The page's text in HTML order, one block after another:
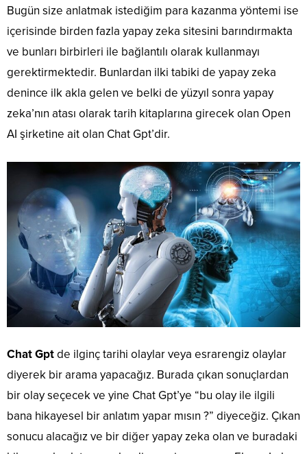
Bugün size anlatmak istediğim para kazanma yöntemi ise
içerisinde birden fazla yapay zeka sitesini barındırmakta
ve bunları birbirleri ile bağlantılı olarak kullanmayı
gerektirmektedir. Bunlardan ilki tabiki de yapay zeka
denince ilk akla gelen ve belki de yüzyıl sonra yapay
zeka’nın atası olarak tarih kitaplarına girecek olan Open
AI şirketine ait olan Chat Gpt’dir.
Chat Gptde ilginç tarihi olaylar veya esrarengiz olaylar
diyerek bir arama yapacağız. Burada çıkan sonuçlardan
bir olay seçecek ve yine Chat Gpt’ye “bu olay ile ilgili
bana hikayesel bir anlatım yapar mısın ?” diyeceğiz. Çıkan
sonucu alacağız ve bir diğer yapay zeka olan ve buradaki